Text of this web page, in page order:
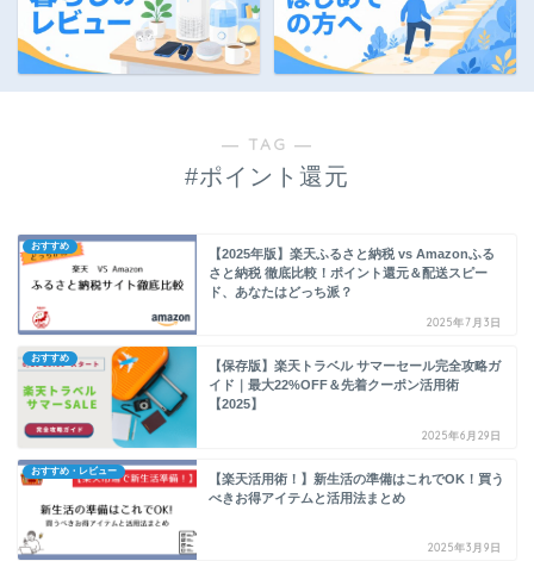
― TAG ―
#ポイント還元
おすすめ
【2025年版】楽天ふるさと納税 vs Amazonふる
さと納税 徹底比較！ポイント還元＆配送スピー
ド、あなたはどっち派？
2025年7月3日
おすすめ
【保存版】楽天トラベル サマーセール完全攻略ガ
イド｜最大22%OFF＆先着クーポン活用術
【2025】
2025年6月29日
おすすめ・レビュー
【楽天活用術！】新生活の準備はこれでOK！買う
べきお得アイテムと活用法まとめ
2025年3月9日